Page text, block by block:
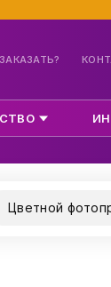
Цветной